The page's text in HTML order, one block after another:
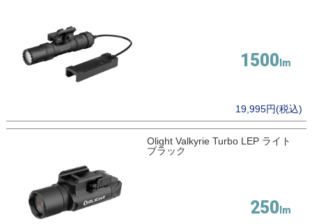
1500
19,995円(税込)
Olight Valkyrie Turbo LEP ライト
ブラック
250